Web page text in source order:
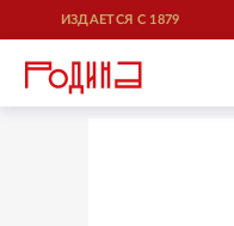
ИЗДАЕТСЯ С 1879